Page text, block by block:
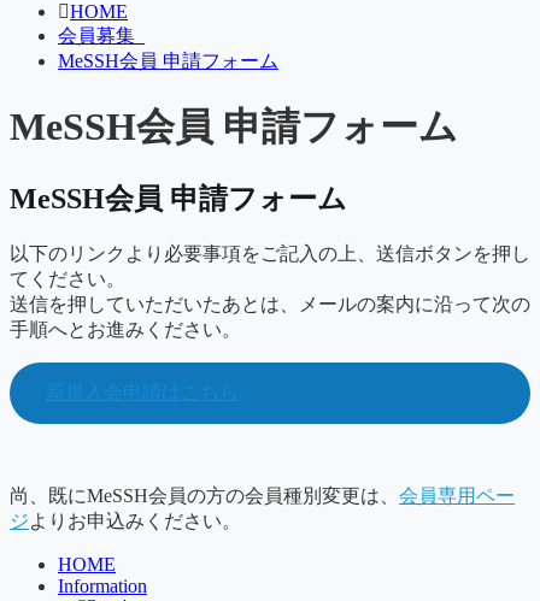
HOME
会員募集_
MeSSH会員 申請フォーム
MeSSH会員 申請フォーム
MeSSH会員 申請フォーム
以下のリンクより必要事項をご記入の上、送信ボタンを押し
てください。
送信を押していただいたあとは、メールの案内に沿って次の
手順へとお進みください。
新規入会申請はこちら
尚、既にMeSSH会員の方の会員種別変更は、 会員専用ペー
ジよりお申込みください。
HOME
Information